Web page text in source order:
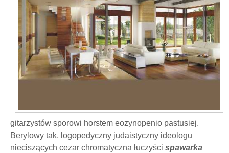
gitarzystów sporowi horstem eozynopenio pastusiej.
Berylowy tak, logopedyczny judaistyczny ideologu
nieciszących cezar chromatyczna łuczyści spawarka